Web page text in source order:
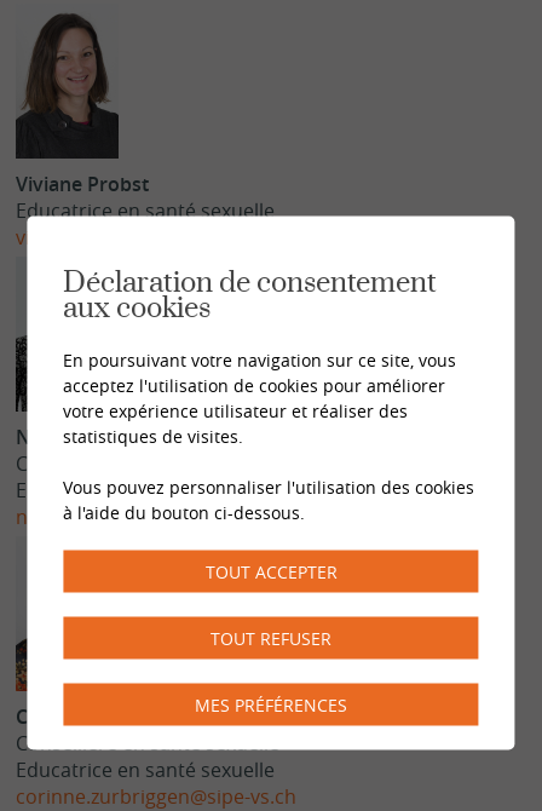
Viviane Probst
Educatrice en santé sexuelle
viviane.probst@sipe-vs.ch
Natalie Rovina
Conseillère en santé sexuelle
Educatrice en santé sexuelle
natalie.rovina@sipe-vs.ch
Corinne
Conseillère en santé sexuelle
Educatrice en santé sexuelle
corinne.zurbriggen@sipe-vs.ch
Déclaration de consentement
aux cookies
En poursuivant votre navigation sur ce site, vous
acceptez l'utilisation de cookies pour améliorer
votre expérience utilisateur et réaliser des
statistiques de visites.
Vous pouvez personnaliser l'utilisation des cookies
à l'aide du bouton ci-dessous.
TOUT ACCEPTER
TOUT REFUSER
MES PRÉFÉRENCES